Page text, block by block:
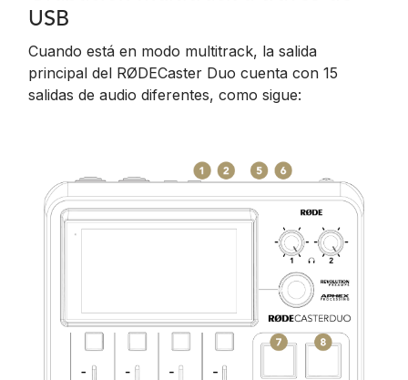
USB
Cuando está en modo multitrack, la salida
principal del RØDECaster Duo cuenta con 15
salidas de audio diferentes, como sigue: